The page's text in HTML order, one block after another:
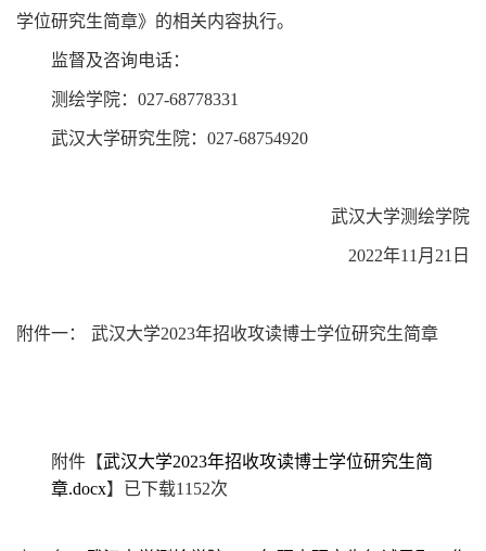
学位研究生简章》的相关内容执行。
监督及咨询电话：
测绘学院： 027-68778331
武汉大学研究生院： 027-68754920
武汉大学测绘学院
2022年11 月 21 日
附件一： 武汉大学2023年招收攻读博士学位研究生简章
附件【武汉大学2023年招收攻读博士学位研究生简
章.docx】已下载1152次